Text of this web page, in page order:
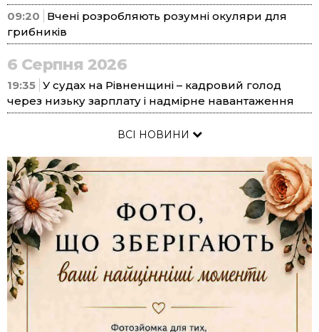
09:20
Вчені розробляють розумні окуляри для
грибників
6 Серпня 2026
19:35 У судах на Рівненщині – кадровий голод
через низьку зарплату і надмірне навантаження
ВСІ НОВИНИ